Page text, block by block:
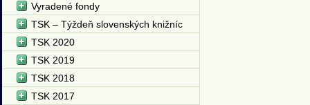
Vyradené fondy
TSK – Týždeň slovenských knižníc
TSK 2020
TSK 2019
TSK 2018
TSK 2017